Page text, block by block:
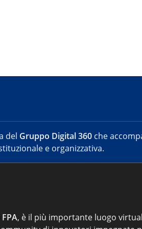
del Gruppo Digital 360 che
e organizzativa.
FPA, è il più importante luogo